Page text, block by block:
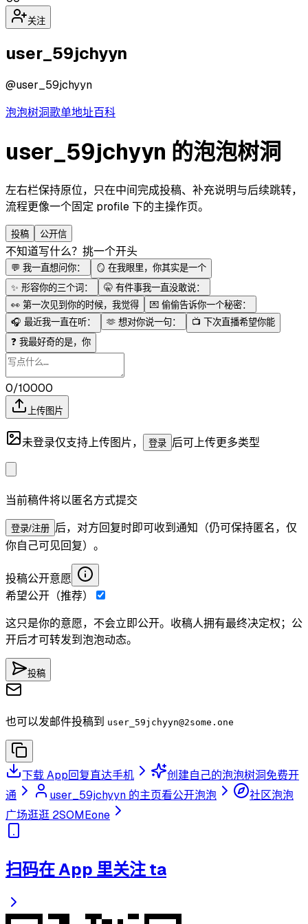
关注
user_59jchyyn
@user_59jchyyn
泡泡树洞歌单地址百科
user_59jchyyn 的泡泡树洞
左右栏保持原位，只在中间完成投稿、补充说明与后续跳转，
流程更像一个固定 profile 下的主操作页。
投稿 公开信
不知道写什么？挑一个开头
💬 我一直想问你： 🪞 在我眼里，你其实是一个
✨ 形容你的三个词： 🤫 有件事我一直没敢说：
👀 第一次见到你的时候，我觉得 💌 偷偷告诉你一个秘密：
🎧 最近我一直在听： 🫶 想对你说一句： 📺 下次直播希望你能
❓ 我最好奇的是，你
0/10000
上传图片
未登录仅支持上传图片， 登录 后可上传更多类型
当前稿件将以匿名方式提交
登录/注册 后，对方回复时即可收到通知（仍可保持匿名，仅
你自己可见回复）。
投稿公开意愿
希望公开（推荐）
这只是你的意愿，不会立即公开。收稿人拥有最终决定权；公
开后才可转发到泡泡动态。
投稿
也可以发邮件投稿到 user_59jchyyn@2some.one
下载 App回复直达手机 创建自己的泡泡树洞免费开
通
user_59jchyyn 的主页看公开泡泡
社区泡泡
广场逛逛 2SOMEone
扫码在 App 里关注 ta